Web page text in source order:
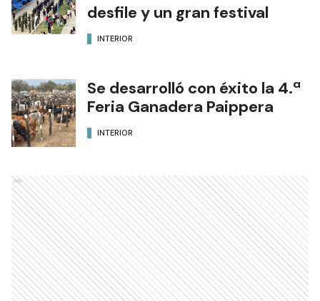
desfile y un gran festival
INTERIOR
Se desarrolló con éxito la 4.ª
Feria Ganadera Paippera
INTERIOR
Ads